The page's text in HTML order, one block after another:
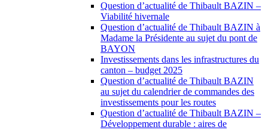
Question d’actualité de Thibault BAZIN –
Viabilité hivernale
Question d’actualité de Thibault BAZIN à
Madame la Présidente au sujet du pont de
BAYON
Investissements dans les infrastructures du
canton – budget 2025
Question d’actualité de Thibault BAZIN
au sujet du calendrier de commandes des
investissements pour les routes
Question d’actualité de Thibault BAZIN –
Développement durable : aires de